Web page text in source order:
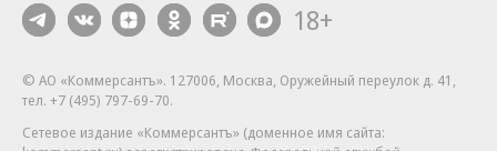
18+
© АО «Коммерсантъ». 127006, Москва, Оружейный переулок д. 41,
тел. +7 (495) 797-69-70.
Сетевое издание «Коммерсантъ» (доменное имя сайта: